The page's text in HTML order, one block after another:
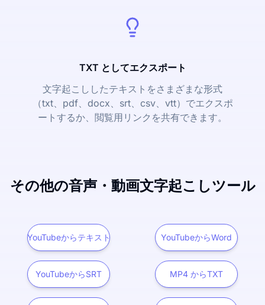
TXT としてエクスポート
文字起こししたテキストをさまざまな形式
（txt、pdf、docx、srt、csv、vtt）でエクスポ
ートするか、閲覧用リンクを共有できます。
その他の音声・動画文字起こしツール
YouTubeからテキスト YouTubeからWord
YouTubeからSRT MP4 からTXT